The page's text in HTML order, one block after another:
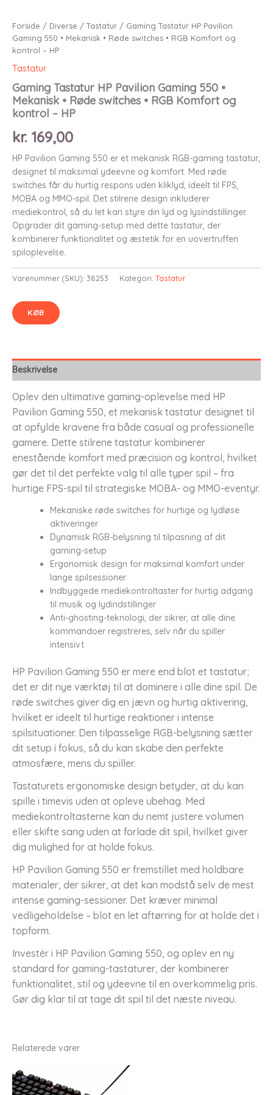
Forside / Diverse /Tastatur / Gaming Tastatur HP Pavilion
Gaming 550 • Mekanisk • Røde switches • RGB Komfort og
kontrol – HP
Tastatur
Gaming Tastatur HP Pavilion Gaming 550 •
Mekanisk • Røde switches • RGB Komfort og
kontrol – HP
kr. 169,00
HP Pavilion Gaming 550 er et mekanisk RGB-gaming tastatur,
designet til maksimal ydeevne og komfort. Med røde
switches får du hurtig respons uden kliklyd, ideelt til FPS,
MOBA og MMO-spil. Det stilrene design inkluderer
mediekontrol, så du let kan styre din lyd og lysindstillinger.
Opgrader dit gaming-setup med dette tastatur, der
kombinerer funktionalitet og æstetik for en uovertruffen
spiloplevelse.
Varenummer (SKU): 38253 Kategori: Tastatur
KØB
Beskrivelse
Oplev den ultimative gaming-oplevelse med HP
Pavilion Gaming 550, et mekanisk tastatur designet til
at opfylde kravene fra både casual og professionelle
gamere. Dette stilrene tastatur kombinerer
enestående komfort med præcision og kontrol, hvilket
gør det til det perfekte valg til alle typer spil – fra
hurtige FPS-spil til strategiske MOBA- og MMO-eventyr.
Mekaniske røde switches for hurtige og lydløse
aktiveringer
Dynamisk RGB-belysning til tilpasning af dit
gaming-setup
Ergonomisk design for maksimal komfort under
lange spilsessioner
Indbyggede mediekontroltaster for hurtig adgang
til musik og lydindstillinger
Anti-ghosting-teknologi, der sikrer, at alle dine
kommandoer registreres, selv når du spiller
intensivt
HP Pavilion Gaming 550 er mere end blot et tastatur;
det er dit nye værktøj til at dominere i alle dine spil. De
røde switches giver dig en jævn og hurtig aktivering,
hvilket er ideelt til hurtige reaktioner i intense
spilsituationer. Den tilpasselige RGB-belysning sætter
dit setup i fokus, så du kan skabe den perfekte
atmosfære, mens du spiller.
Tastaturets ergonomiske design betyder, at du kan
spille i timevis uden at opleve ubehag. Med
mediekontroltasterne kan du nemt justere volumen
eller skifte sang uden at forlade dit spil, hvilket giver
dig mulighed for at holde fokus.
HP Pavilion Gaming 550 er fremstillet med holdbare
materialer, der sikrer, at det kan modstå selv de mest
intense gaming-sessioner. Det kræver minimal
vedligeholdelse – blot en let aftørring for at holde det i
topform.
Investér i HP Pavilion Gaming 550, og oplev en ny
standard for gaming-tastaturer, der kombinerer
funktionalitet, stil og ydeevne til en overkommelig pris.
Gør dig klar til at tage dit spil til det næste niveau.
Relaterede varer